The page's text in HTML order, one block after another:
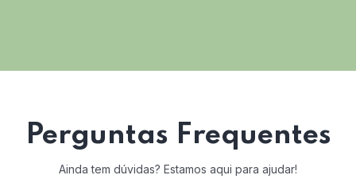
Perguntas Frequentes
Ainda tem dúvidas? Estamos aqui para ajudar!